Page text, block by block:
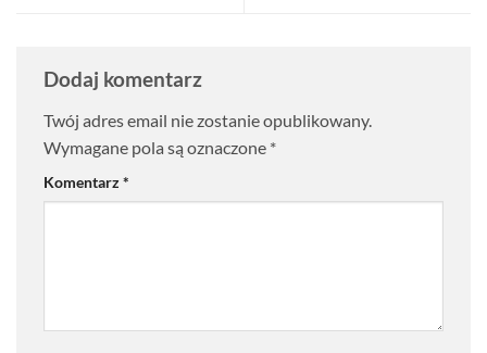
Dodaj komentarz
Twój adres email nie zostanie opublikowany.
Wymagane pola są oznaczone *
Komentarz*